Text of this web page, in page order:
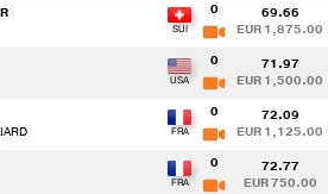
0 69.66
EUR 1,875.00
0 71.97
EUR 1,500.00
0 72.09
EUR 1,125.00
0 72.77
EUR 750.00